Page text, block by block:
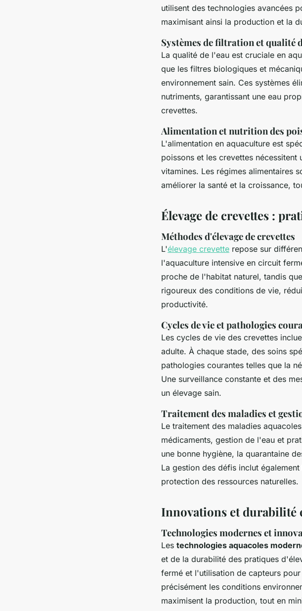
utilisent des technologies avancées
maximisant ainsi la production et la
Systèmes de filtration et qualité
La qualité de l'eau est cruciale en
que les filtres biologiques et
environnement sain. Ces systèmes
nutriments, garantissant une eau
crevettes.
Alimentation et nutrition des
L'alimentation en aquaculture est
poissons et les crevettes nécessitent
vitamines. Les régimes alimentaires
améliorer la santé et la croissance,
Élevage de crevettes :
Méthodes d'élevage de crevettes
L'élevage crevette repose sur
l'aquaculture intensive en circuit
proche de l'habitat naturel, tandis
rigoureux des conditions de vie,
productivité.
Cycles de vie et pathologies
Les cycles de vie des crevettes
adulte. À chaque stade, des soins
pathologies courantes telles que la
Une surveillance constante et des
un élevage sain.
Traitement des maladies et
Le traitement des maladies
médicaments, gestion de l'eau et
une bonne hygiène, la quarantaine
La gestion des défis inclut
protection des ressources naturelles.
Innovations et durabilité
Technologies modernes et
Les technologies aquacoles
et de la durabilité des pratiques
fermé et l'utilisation de capteurs
précisément les conditions
maximisent la production, tout en